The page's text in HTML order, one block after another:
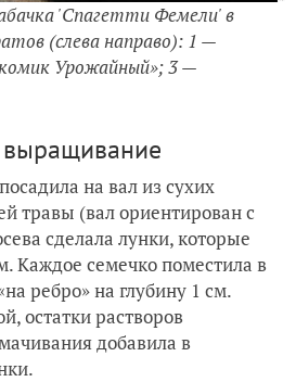
'Спагетти Фемели' в
(слева направо): 1 —
Урожайный»; 3 —
выращивание
на вал из сухих
травы (вал ориентирован с
сделала лунки, которые
Каждое семечко поместила в
ребро» на глубину 1 см.
остатки растворов
добавила в